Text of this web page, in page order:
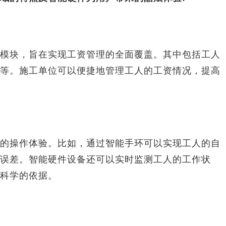
，旨在实现工资管理的全面覆盖。其中包括工人
。施工单位可以便捷地管理工人的工资情况，提高
作体验。比如，通过智能手环可以实现工人的自
差。智能硬件设备还可以实时监测工人的工作状
学的依据。